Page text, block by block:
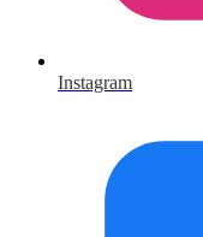
Instagram